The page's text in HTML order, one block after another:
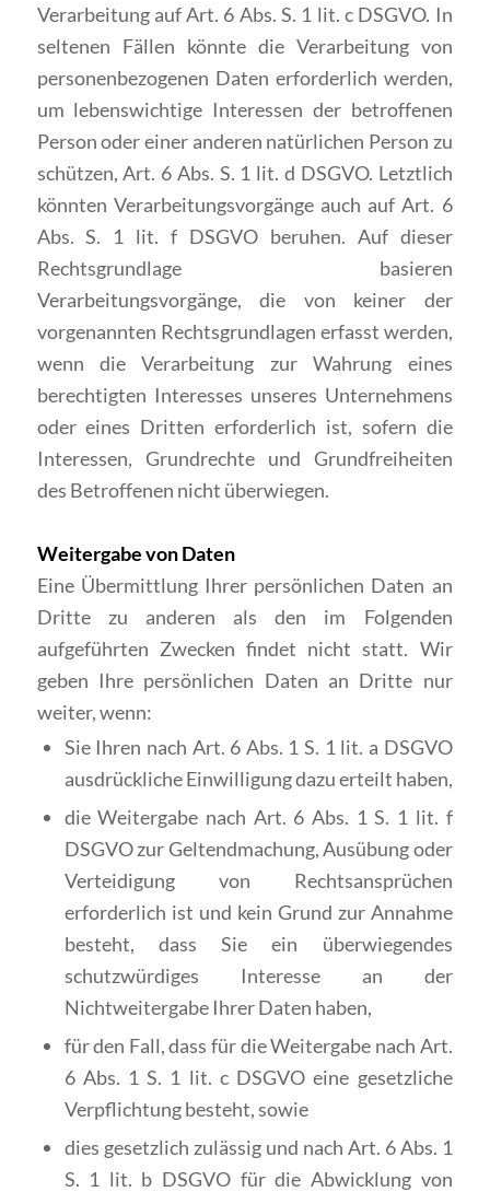
Verarbeitung auf Art. 6 Abs. S. 1 lit. c DSGVO. In
seltenen Fällen könnte die Verarbeitung von
personenbezogenen Daten erforderlich werden,
um lebenswichtige Interessen der betroffenen
Person oder einer anderen natürlichen Person zu
schützen, Art. 6 Abs. S. 1 lit. d DSGVO. Letztlich
könnten Verarbeitungsvorgänge auch auf Art. 6
Abs. S. 1 lit. f DSGVO beruhen. Auf dieser
Rechtsgrundlage basieren
Verarbeitungsvorgänge, die von keiner der
vorgenannten Rechtsgrundlagen erfasst werden,
wenn die Verarbeitung zur Wahrung eines
berechtigten Interesses unseres Unternehmens
oder eines Dritten erforderlich ist, sofern die
Interessen, Grundrechte und Grundfreiheiten
des Betroffenen nicht überwiegen.
Weitergabe von Daten
Eine Übermittlung Ihrer persönlichen Daten an
Dritte zu anderen als den im Folgenden
aufgeführten Zwecken findet nicht statt. Wir
geben Ihre persönlichen Daten an Dritte nur
weiter, wenn:
Sie Ihren nach Art. 6 Abs. 1 S. 1 lit. a DSGVO
ausdrückliche Einwilligung dazu erteilt haben,
die Weitergabe nach Art. 6 Abs. 1 S. 1 lit. f
DSGVO zur Geltendmachung, Ausübung oder
Verteidigung von Rechtsansprüchen
erforderlich ist und kein Grund zur Annahme
besteht, dass Sie ein überwiegendes
schutzwürdiges Interesse an der
Nichtweitergabe Ihrer Daten haben,
für den Fall, dass für die Weitergabe nach Art.
6 Abs. 1 S. 1 lit. c DSGVO eine gesetzliche
Verpflichtung besteht, sowie
dies gesetzlich zulässig und nach Art. 6 Abs. 1
S. 1 lit. b DSGVO für die Abwicklung von